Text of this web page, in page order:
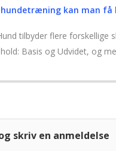
hundetræning kan man få
tilbyder flere
Basis og Udvidet, og
skriv en anmeldelse